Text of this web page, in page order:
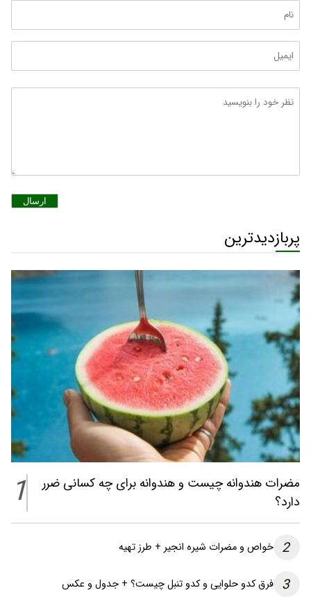
ارسال
پربازدیدترین
مضرات هندوانه چیست و هندوانه برای چه کسانی ضرر
دارد؟
1
2 خواص و مضرات شیره انجیر + طرز تهیه
3 فرق کدو حلوایی و کدو تنبل چیست؟ + جدول و عکس